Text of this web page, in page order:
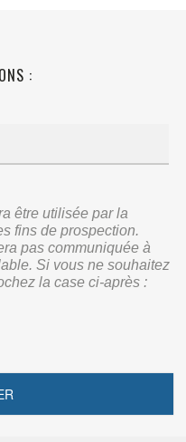
:
être utilisée par la
fins de prospection.
pas communiquée à
Si vous ne souhaitez
la case ci-après :